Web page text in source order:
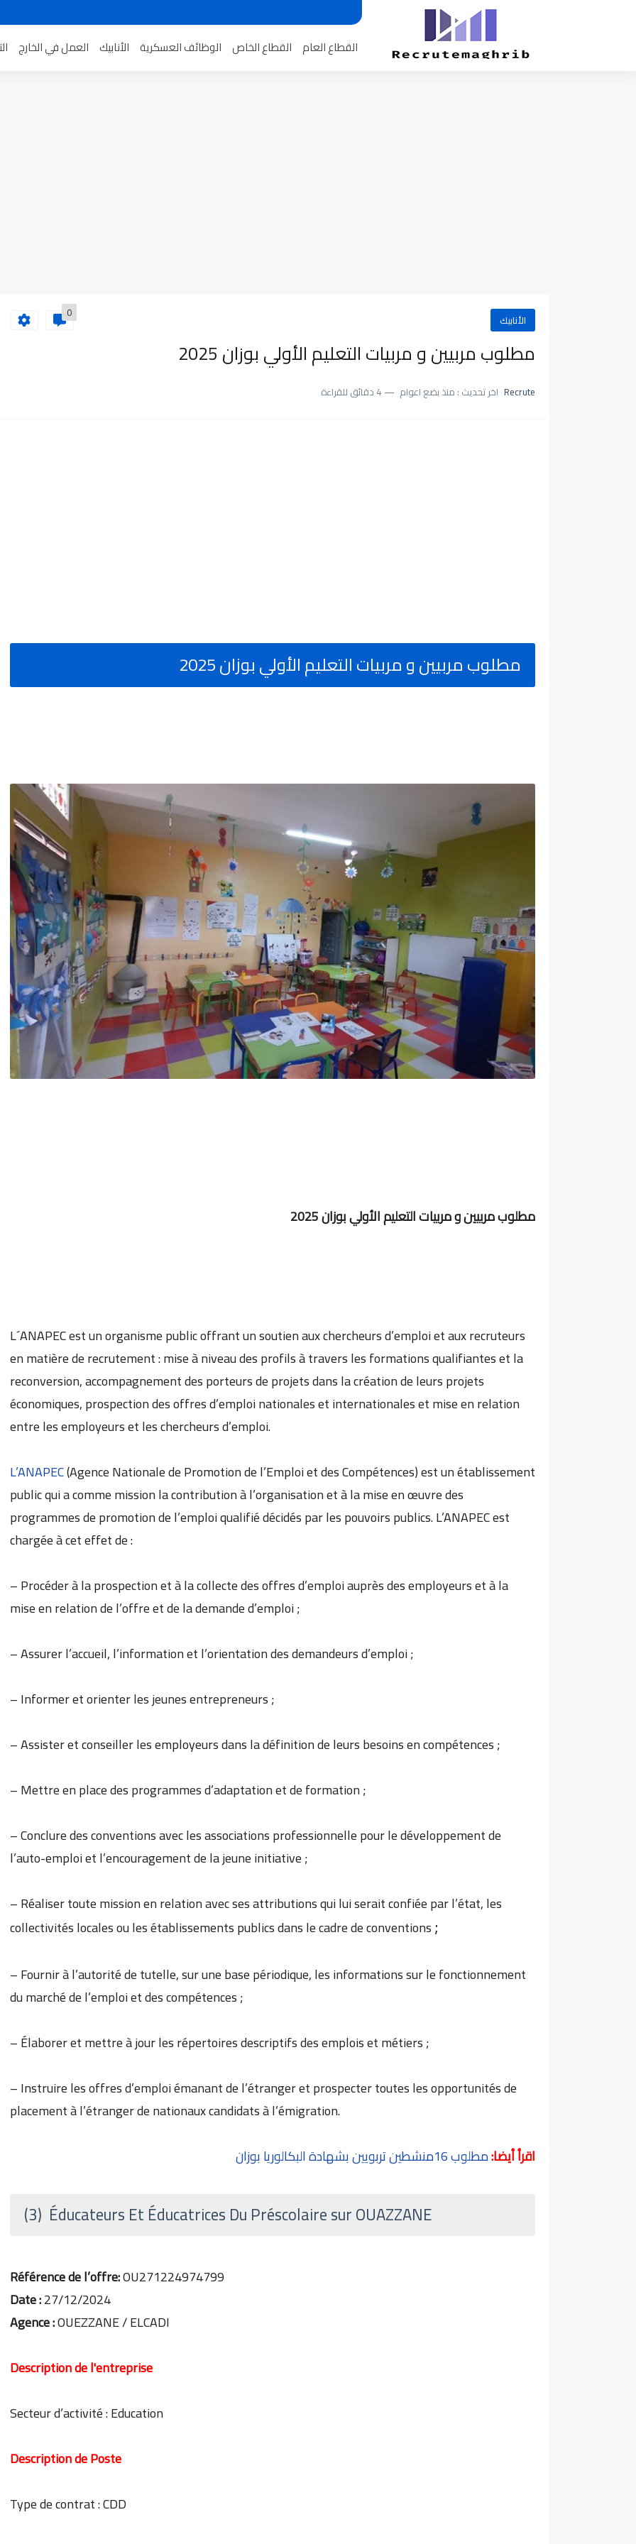
القطاع العام القطاع الخاص الوظائف العسكرية الأنابيك العمل في الخارج
الأنابيك 0
مطلوب مربيين و مربيات التعليم الأولي بوزان 2025
Recrute اخر تحديث : منذ بضع اعوام 4 دقائق للقراءة
مطلوب مربيين و مربيات التعليم الأولي بوزان 2025
مطلوب مربيين و مربيات التعليم الأولي بوزان 2025
L´ANAPEC est un organisme public offrant un soutien aux chercheurs d’emploi et aux recruteurs
en matière de recrutement : mise à niveau des profils à travers les formations qualifiantes et la
reconversion, accompagnement des porteurs de projets dans la création de leurs projets
économiques, prospection des offres d’emploi nationales et internationales et mise en relation
entre les employeurs et les chercheurs d’emploi.
L’ANAPEC(Agence Nationale de Promotion de l’Emploi et des Compétences) est un établissement
public qui a comme mission la contribution à l’organisation et à la mise en œuvre des
programmes de promotion de l’emploi qualifié décidés par les pouvoirs publics. L’ANAPEC est
chargée à cet effet de :
– Procéder à la prospection et à la collecte des offres d’emploi auprès des employeurs et à la
mise en relation de l’offre et de la demande d’emploi ;
– Assurer l’accueil, l’information et l’orientation des demandeurs d’emploi ;
– Informer et orienter les jeunes entrepreneurs ;
– Assister et conseiller les employeurs dans la définition de leurs besoins en compétences ;
– Mettre en place des programmes d’adaptation et de formation ;
– Conclure des conventions avec les associations professionnelle pour le développement de
l’auto-emploi et l’encouragement de la jeune initiative ;
– Réaliser toute mission en relation avec ses attributions qui lui serait confiée par l’état, les
collectivités locales ou les établissements publics dans le cadre de conventions;
– Fournir à l’autorité de tutelle, sur une base périodique, les informations sur le fonctionnement
du marché de l’emploi et des compétences ;
– Élaborer et mettre à jour les répertoires descriptifs des emplois et métiers ;
– Instruire les offres d’emploi émanant de l’étranger et prospecter toutes les opportunités de
placement à l’étranger de nationaux candidats à l’émigration.
اقرأ أيضا:مطلوب 16منشطين تربويين بشهادة البكالوريا بوزان
(3) Éducateurs Et Éducatrices Du Préscolaire sur OUAZZANE
Référence de l’offre:OU271224974799
Date :27/12/2024
Agence :OUEZZANE / ELCADI
Description de l'entreprise
Secteur d’activité : Education
Description de Poste
Type de contrat : CDD